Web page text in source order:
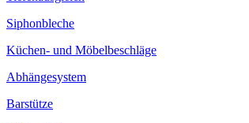
Siphonbleche
Küchen- und Möbelbeschläge
Abhängesystem
Barstütze